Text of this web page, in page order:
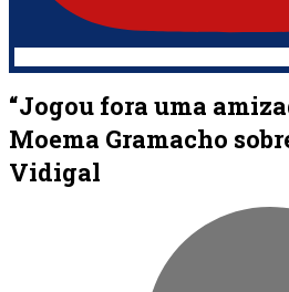
“Jogou fora uma
Moema Gramacho
Vidigal